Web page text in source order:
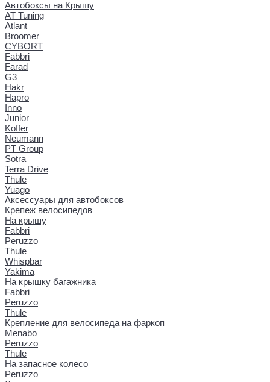
Автобоксы на Крышу
AT Tuning
Atlant
Broomer
CYBORT
Fabbri
Farad
G3
Hakr
Hapro
Inno
Junior
Koffer
Neumann
PT Group
Sotra
Terra Drive
Thule
Yuago
Аксессуары для автобоксов
Крепеж велосипедов
На крышу
Fabbri
Peruzzo
Thule
Whispbar
Yakima
На крышку багажника
Fabbri
Peruzzo
Thule
Крепление для велосипеда на фаркоп
Menabo
Peruzzo
Thule
На запасное колесо
Peruzzo